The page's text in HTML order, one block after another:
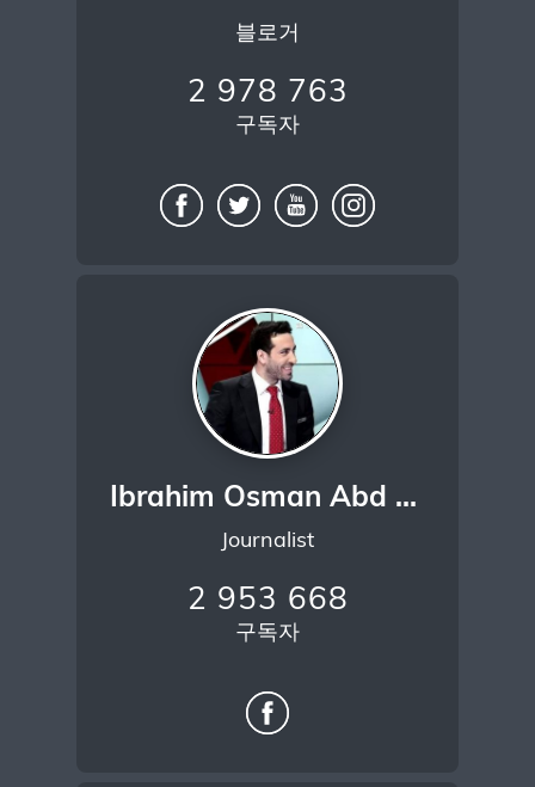
블로거
2 978 763
구독자
Ibrahim Osman Abd Elfatah Mohamed Khalil
Journalist
2 953 668
구독자